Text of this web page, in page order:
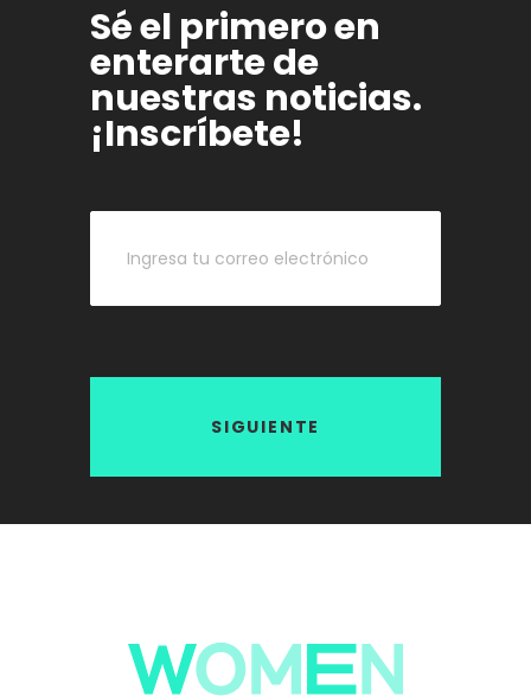
Sé el primero en
enterarte de
nuestras noticias.
¡Inscríbete!
SIGUIENTE